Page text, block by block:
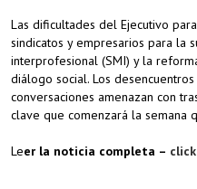
Las dificultades del Ejecutivo
sindicatos y empresarios para la
interprofesional (SMI) y la
diálogo social. Los
conversaciones amenazan con
clave que comenzará la semana
Leer la noticia completa –